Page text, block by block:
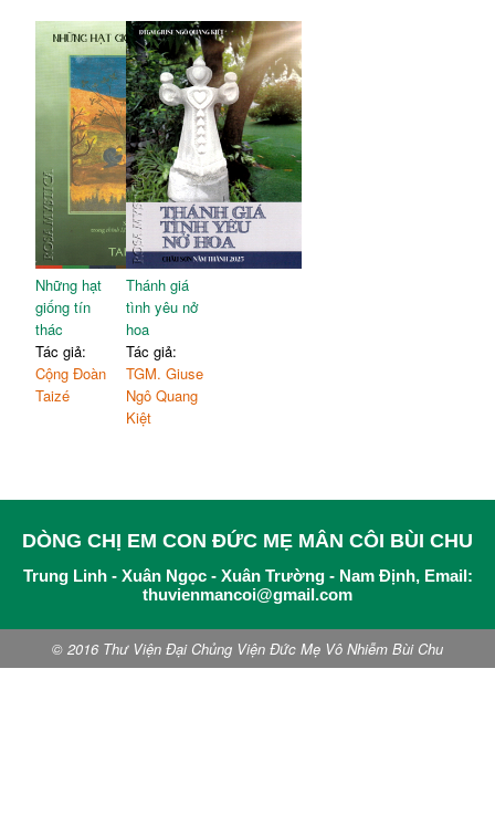
Những hạt
giống tín
thác
Tác giả:
Cộng Đoàn
Taizé
Thánh giá
tình yêu nở
hoa
Tác giả:
TGM. Giuse
Ngô Quang
Kiệt
DÒNG CHỊ EM CON ĐỨC MẸ MÂN CÔI BÙI CHU
Trung Linh - Xuân Ngọc - Xuân Trường - Nam Định, Email:
thuvienmancoi@gmail.com
© 2016 Thư Viện Đại Chủng Viện Đức Mẹ Vô Nhiễm Bùi Chu